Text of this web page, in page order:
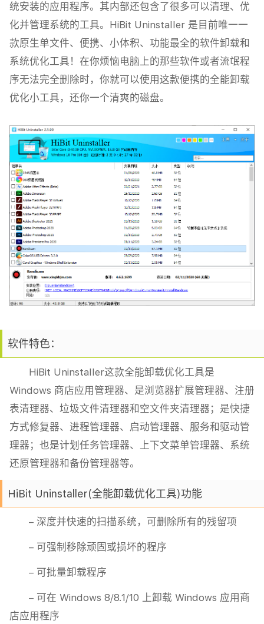
统安装的应用程序。其内部还包含了很多可以清理、优
化并管理系统的工具。HiBit Uninstaller 是目前唯一一
款原生单文件、便携、小体积、功能最全的软件卸载和
系统优化工具！在你烦恼电脑上的那些软件或者流氓程
序无法完全删除时，你就可以使用这款便携的全能卸载
优化小工具，还你一个清爽的磁盘。
软件特色：
HiBit Uninstaller这款全能卸载优化工具是
Windows 商店应用管理器、是浏览器扩展管理器、注册
表清理器、垃圾文件清理器和空文件夹清理器；是快捷
方式修复器、进程管理器、启动管理器、服务和驱动管
理器；也是计划任务管理器、上下文菜单管理器、系统
还原管理器和备份管理器等。
HiBit Uninstaller(全能卸载优化工具)功能
– 深度并快速的扫描系统，可删除所有的残留项
– 可强制移除顽固或损坏的程序
– 可批量卸载程序
– 可在 Windows 8/8.1/10 上卸载 Windows 应用商
店应用程序